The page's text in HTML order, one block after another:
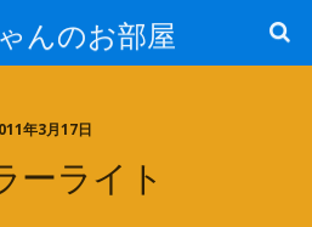
んのお部屋
年3月17日
ーライト